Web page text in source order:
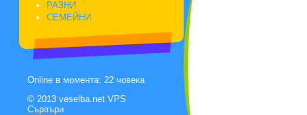
РАЗНИ
СЕМЕЙНИ
Online в момента: 22 човека
© 2013 veselba.net VPS
Сървъри